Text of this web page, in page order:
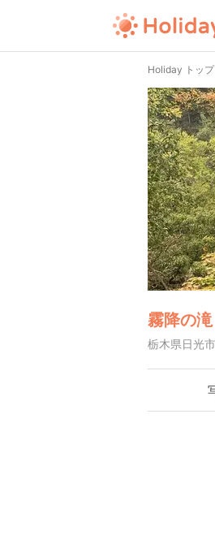
Holiday トップ
霧降の滝
栃木県日光